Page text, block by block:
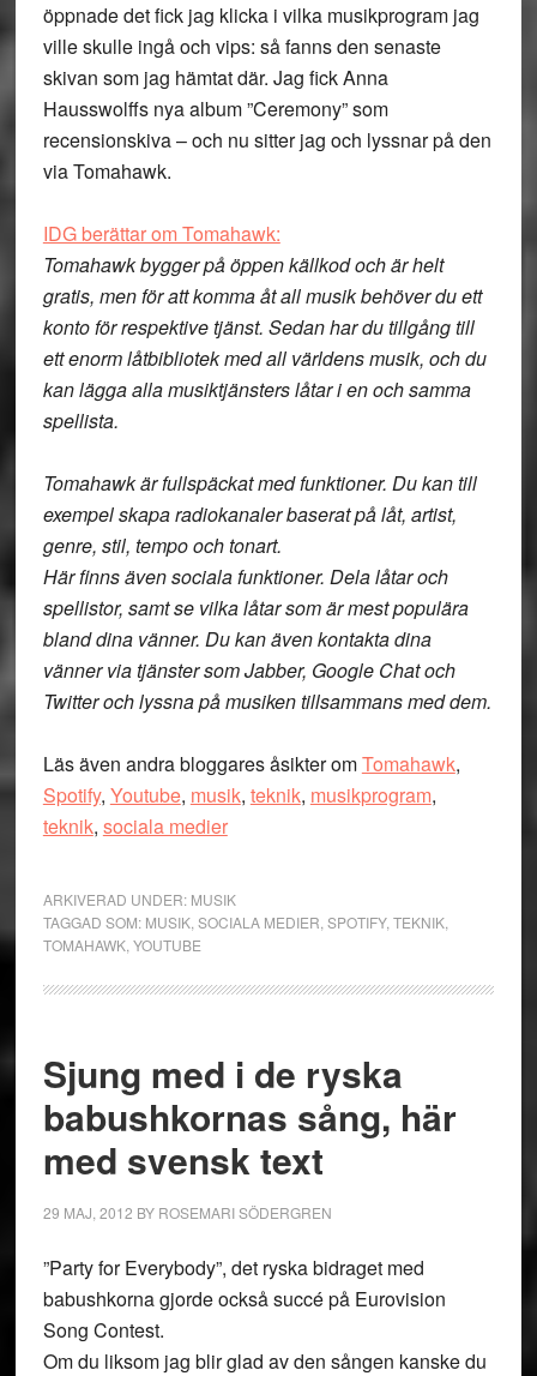
öppnade det fick jag klicka i vilka musikprogram jag
ville skulle ingå och vips: så fanns den senaste
skivan som jag hämtat där. Jag fick Anna
Hausswolffs nya album ”Ceremony” som
recensionskiva – och nu sitter jag och lyssnar på den
via Tomahawk.
IDG berättar om Tomahawk:
Tomahawk bygger på öppen källkod och är helt
gratis, men för att komma åt all musik behöver du ett
konto för respektive tjänst. Sedan har du tillgång till
ett enorm låtbibliotek med all världens musik, och du
kan lägga alla musiktjänsters låtar i en och samma
spellista.
Tomahawk är fullspäckat med funktioner. Du kan till
exempel skapa radiokanaler baserat på låt, artist,
genre, stil, tempo och tonart.
Här finns även sociala funktioner. Dela låtar och
spellistor, samt se vilka låtar som är mest populära
bland dina vänner. Du kan även kontakta dina
vänner via tjänster som Jabber, Google Chat och
Twitter och lyssna på musiken tillsammans med dem.
Läs även andra bloggares åsikter omTomahawk,
Spotify, Youtube, musik, teknik, musikprogram,
teknik, sociala medier
ARKIVERAD UNDER: MUSIK
TAGGAD SOM: MUSIK, SOCIALA MEDIER SPOTIFY, TEKNIK,
TOMAHAWK, YOUTUBE
Sjung med i de ryska
babushkornas sång, här
med svensk text
29 MAJ, 2012 BY ROSEMARI SÖDERGREN
”Party for Everybody”, det ryska bidraget med
babushkorna gjorde också succé på Eurovision
Song Contest.
Om du liksom jag blir glad av den sången kanske du